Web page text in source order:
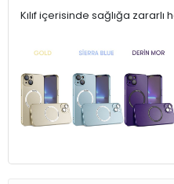
Kılıf içerisinde sağlığa zararlı